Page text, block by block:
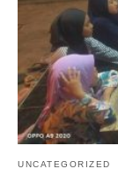
UNCATEGORIZED